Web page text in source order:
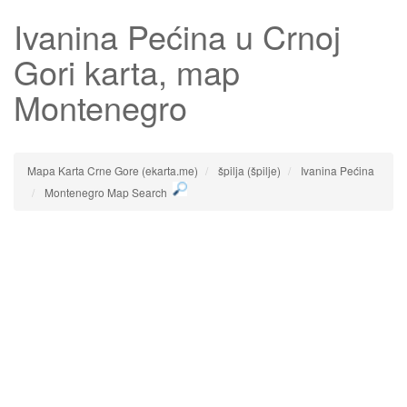
Ivanina Pećina u Crnoj
Gori karta, map
Montenegro
Mapa Karta Crne Gore (ekarta.me) špilja (špilje)
Ivanina Pećina
Montenegro Map Search